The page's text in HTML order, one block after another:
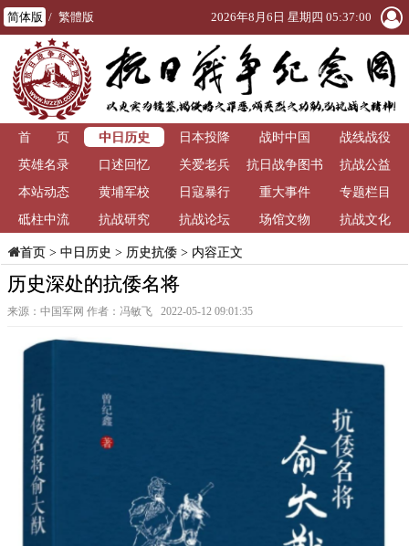
简体版 / 繁體版 2026年8月6日 星期四 05:37:01
首 页 中日历史 日本投降 战时中国
战线战役
英雄名录
口述回忆 关爱老兵
抗日战争图书
馆
抗战公益
本站动态
黄埔军校 日寇暴行 重大事件
专题栏目
砥柱中流
抗战研究 抗战论坛 场馆文物 抗战文化
首页> 中日历史 > 历史抗倭> 内容正文
历史深处的抗倭名将
来源：中国军网 作者：冯敏飞 2022-05-12 09:01:35